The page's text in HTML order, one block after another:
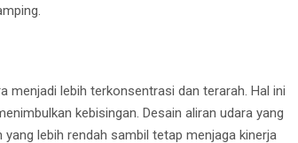
menjadi lebih terkonsentrasi dan terarah. Hal ini
kebisingan. Desain aliran udara yang
lebih rendah sambil tetap menjaga kinerja